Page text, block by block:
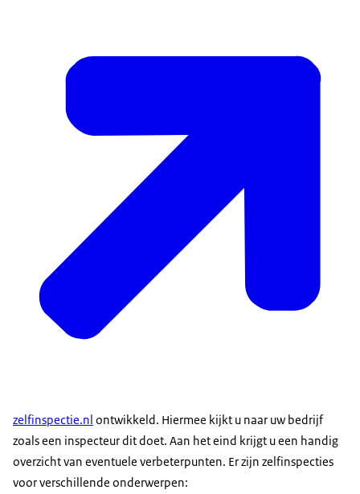
zelfinspectie.nl ontwikkeld. Hiermee kijkt u naar uw bedrijf
zoals een inspecteur dit doet. Aan het eind krijgt u een handig
overzicht van eventuele verbeterpunten. Er zijn zelfinspecties
voor verschillende onderwerpen: